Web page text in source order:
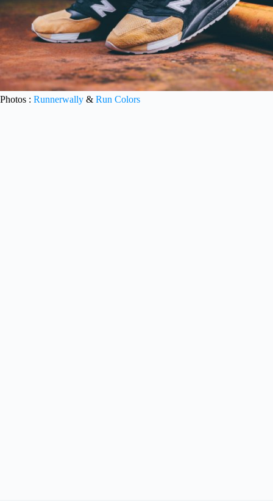
Photos : Runnerwally & Run Colors